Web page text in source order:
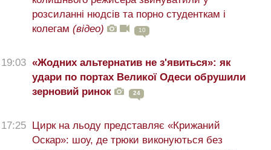
розсиланні нюдсів та порно студенткам і
колегам (відео) 10
19:03 «Жодних альтернатив не з'явиться»: як
удари по портах Великої Одеси обрушили
зерновий ринок
24
17:25
Цирк на льоду представляє «Крижаний
Оскар»: шоу, де трюки виконуються без